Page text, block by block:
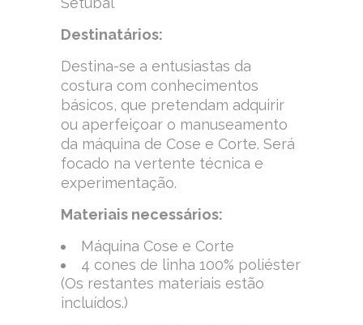
Destinatários:
Destina-se a entusiastas da
costura com conhecimentos
básicos, que pretendam adquirir
ou aperfeiçoar o manuseamento
da máquina de Cose e Corte. Será
focado na vertente técnica e
experimentação.
Materiais necessários:
Máquina Cose e Corte
4 cones de linha 100% poliéster
(Os restantes materiais estão
incluídos.)